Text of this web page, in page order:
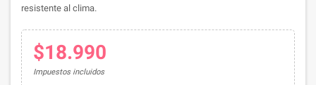
resistente al clima.
$18.990
Impuestos incluidos